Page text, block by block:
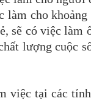
làm cho
sẽ có việc làm
lượng cuộc
việc tại các